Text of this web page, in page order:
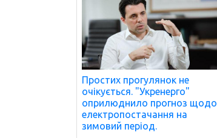
Простих прогулянок не
очікується. "Укренерго"
оприлюднило прогноз щодо
електропостачання на
зимовий період.